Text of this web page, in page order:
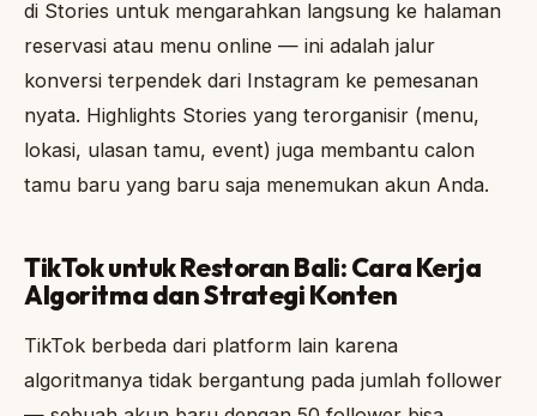
di Stories untuk mengarahkan langsung ke halaman
reservasi atau menu online — ini adalah jalur
konversi terpendek dari Instagram ke pemesanan
nyata. Highlights Stories yang terorganisir (menu,
lokasi, ulasan tamu, event) juga membantu calon
tamu baru yang baru saja menemukan akun Anda.
TikTok untuk Restoran Bali: Cara Kerja
Algoritma dan Strategi Konten
TikTok berbeda dari platform lain karena
algoritmanya tidak bergantung pada jumlah follower